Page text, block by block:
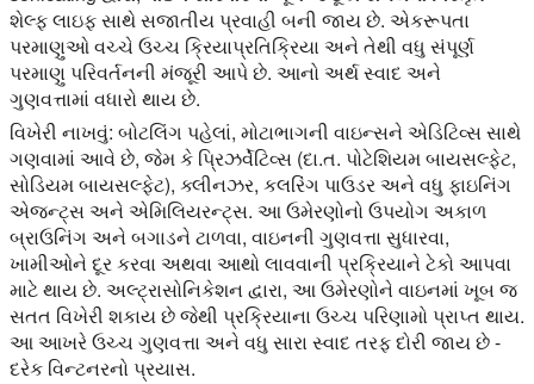
શેલ્ફ લાઇફ સાથે સજાતીય પ્રવાહી બની જાય છે. એકરૂપતા
પરમાણુઓ વચ્ચે ઉચ્ચ ક્રિયાપ્રતિક્રિયા અને તેથી વધુ સંપૂર્ણ
પરમાણુ પરિવર્તનની મંજૂરી આપે છે. આનો અર્થ સ્વાદ અને
ગુણવત્તામાં વધારો થાય છે.
વિખેરી નાખવું: બોટલિંગ પહેલાં, મોટાભાગની વાઇન્સને એડિટિવ્સ સાથે
ગણવામાં આવે છે, જેમ કે પ્રિઝર્વેટિવ્સ (દા.ત. પોટેશિયમ બાયસલ્ફેટ,
સોડિયમ બાયસલ્ફેટ), ક્લીનઝર, કલરિંગ પાઉડર અને વધુ ફાઇનિંગ
એજન્ટ્સ અને એમિલિયરન્ટ્સ. આ ઉમેરણોનો ઉપયોગ અકાળ
બ્રાઉનિંગ અને બગાડને ટાળવા, વાઇનની ગુણવત્તા સુધારવા,
ખામીઓને દૂર કરવા અથવા આથો લાવવાની પ્રક્રિયાને ટેકો આપવા
માટે થાય છે. અલ્ટ્રાસોનિકેશન દ્વારા, આ ઉમેરણોને વાઇનમાં ખૂબ જ
સતત વિખેરી શકાય છે જેથી પ્રક્રિયાના ઉચ્ચ પરિણામો પ્રાપ્ત થાય.
આ આખરે ઉચ્ચ ગુણવત્તા અને વધુ સારા સ્વાદ તરફ દોરી જાય છે -
દરેક વિન્ટનરનો પ્રયાસ.